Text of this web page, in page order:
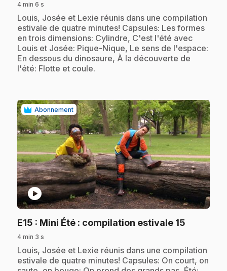
4 min 6 s
.Louis, Josée et Lexie réunis dans une compilation
estivale de quatre minutes! Capsules: Les formes
en trois dimensions: Cylindre, C'est l'été avec
Louis et Josée: Pique-Nique, Le sens de l'espace:
En dessous du dinosaure, À la découverte de
l'été: Flotte et coule.
Abonnement
play_circle
E15 : Mini Été : compilation estivale 15
4 min 3 s
.Louis, Josée et Lexie réunis dans une compilation
estivale de quatre minutes! Capsules: On court, on